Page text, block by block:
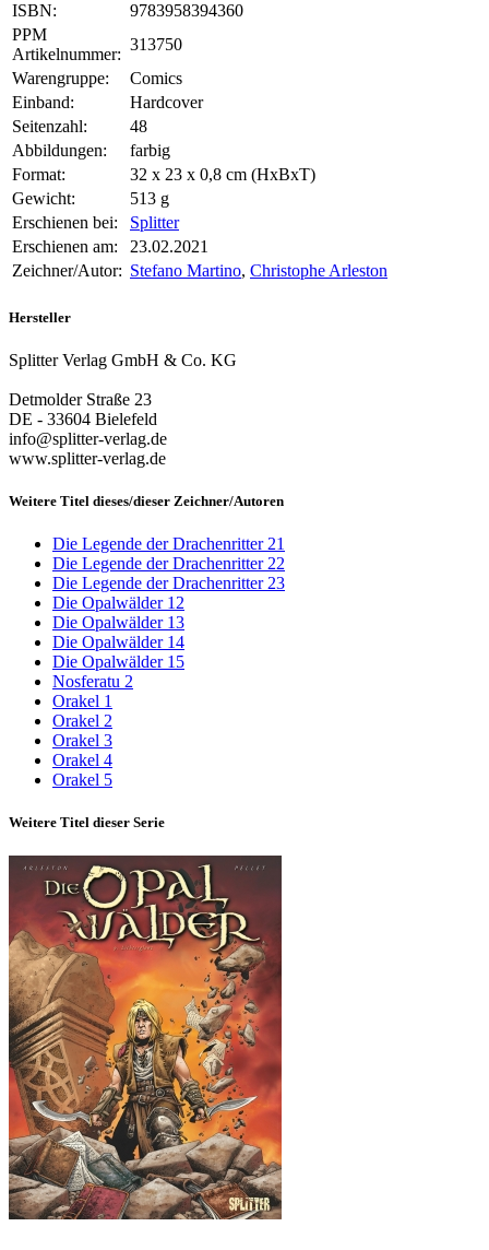
ISBN:
9783958394360
PPM
Artikelnummer:
313750
Warengruppe:
Comics
Einband:
Hardcover
Seitenzahl:
48
Abbildungen:
farbig
Format:
32 x 23 x 0,8 cm (HxBxT)
Gewicht:
513 g
Erschienen bei:
Splitter
Erschienen am:
23.02.2021
Zeichner/Autor: Stefano Martino, Christophe Arleston
Hersteller
Splitter Verlag GmbH & Co. KG
Detmolder Straße 23
DE - 33604 Bielefeld
info@splitter-verlag.de
www.splitter-verlag.de
Weitere Titel dieses/dieser Zeichner/Autoren
Die Legende der Drachenritter 21
Die Legende der Drachenritter 22
Die Legende der Drachenritter 23
Die Opalwälder 12
Die Opalwälder 13
Die Opalwälder 14
Die Opalwälder 15
Nosferatu 2
Orakel 1
Orakel 2
Orakel 3
Orakel 4
Orakel 5
Weitere Titel dieser Serie